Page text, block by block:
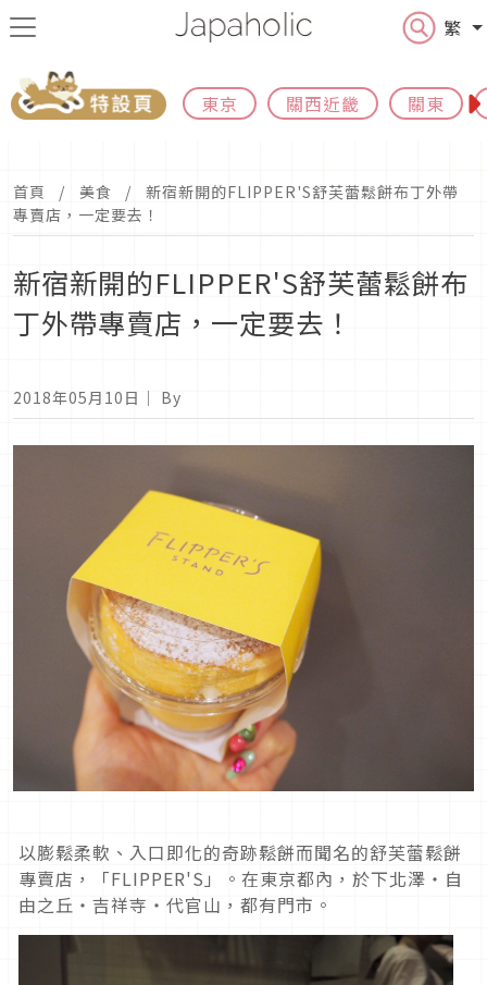
繁
東京 關西近畿 關東
首頁 美食
新宿新開的FLIPPER'S舒芙蕾鬆餅布丁外帶
專賣店，一定要去！
新宿新開的FLIPPER'S舒芙蕾鬆餅布
丁外帶專賣店，一定要去！
2018年05月10日 ｜ By
以膨鬆柔軟、入口即化的奇跡鬆餅而聞名的舒芙蕾鬆餅
專賣店，「FLIPPER'S」。在東京都內，於下北澤・自
由之丘・吉祥寺・代官山，都有門市。